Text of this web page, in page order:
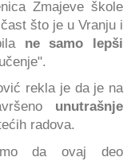
Zmajeve škole
što je u Vranju i
ne samo lepši
rekla je da je na
unutrašnje
radova.
da ovaj deo